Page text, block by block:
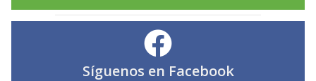
Síguenos en Facebook